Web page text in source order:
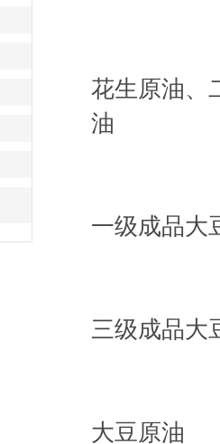
花生原油、
油
一级成品大
三级成品大
大豆原油